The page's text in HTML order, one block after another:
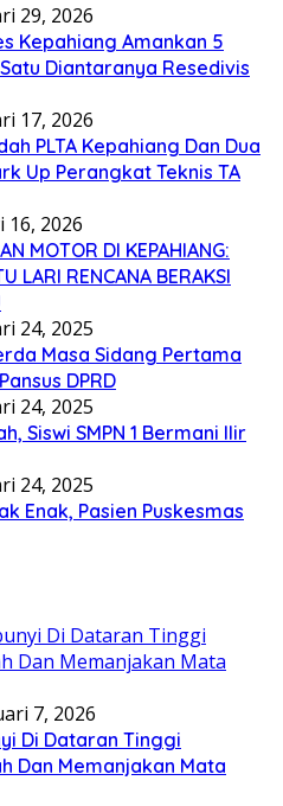
29, 2026
Kepahiang Amankan 5
Diantaranya Resedivis
17, 2026
PLTA Kepahiang Dan Dua
Up Perangkat Teknis TA
16, 2026
MOTOR DI KEPAHIANG:
LARI RENCANA BERAKSI
24, 2025
Masa Sidang Pertama
DPRD
24, 2025
Siswi SMPN 1 Bermani Ilir
24, 2025
Enak, Pasien Puskesmas
7, 2026
Di Dataran Tinggi
Dan Memanjakan Mata